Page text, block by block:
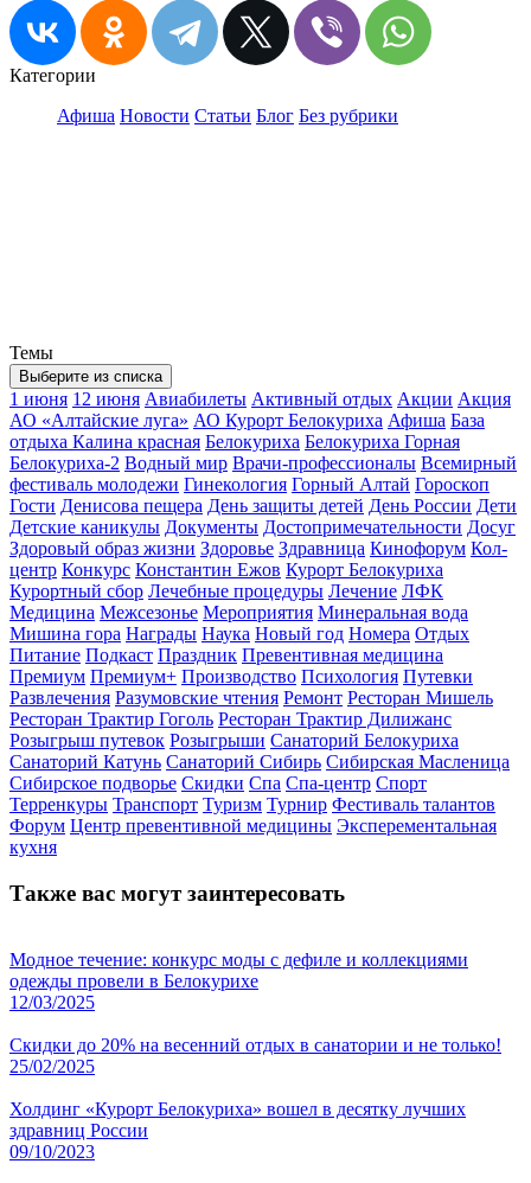
Категории
Афиша Новости Статьи Блог Без рубрики
Темы
Выберите из списка
1 июня 12 июня Авиабилеты Активный отдых Акции Акция
АО «Алтайские луга» АО Курорт Белокуриха Афиша База
отдыха Калина красная Белокуриха Белокуриха Горная
Белокуриха-2 Водный мир Врачи-профессионалы Всемирный
фестиваль молодежи Гинекология Горный Алтай Гороскоп
Гости Денисова пещера День защиты детей День России Дети
Детские каникулы Документы Достопримечательности Досуг
Здоровый образ жизни Здоровье Здравница Кинофорум Кол-
центр Конкурс Константин Ежов Курорт Белокуриха
Курортный сбор Лечебные процедуры Лечение ЛФК
Медицина Межсезонье Мероприятия Минеральная вода
Мишина гора Награды Наука Новый год Номера Отдых
Питание Подкаст Праздник Превентивная медицина
Премиум Премиум+ Производство Психология Путевки
Развлечения Разумовские чтения Ремонт Ресторан Мишель
Ресторан Трактир Гоголь Ресторан Трактир Дилижанс
Розыгрыш путевок Розыгрыши Санаторий Белокуриха
Санаторий Катунь Санаторий Сибирь Сибирская Масленица
Сибирское подворье Скидки Спа Спа-центр Спорт
Терренкуры Транспорт Туризм Турнир Фестиваль талантов
Форум Центр превентивной медицины Эксперементальная
кухня
Также вас могут заинтересовать
Модное течение: конкурс моды с дефиле и коллекциями
одежды провели в Белокурихе
12/03/2025
Скидки до 20% на весенний отдых в санатории и не только!
25/02/2025
Холдинг «Курорт Белокуриха» вошел в десятку лучших
здравниц России
09/10/2023